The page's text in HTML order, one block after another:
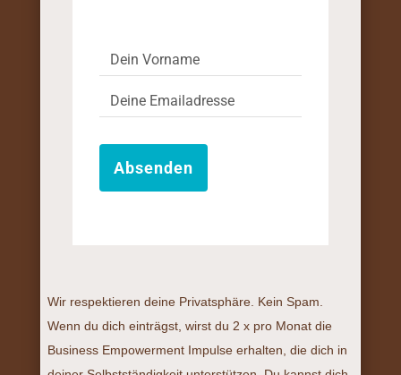
Absenden
Wir respektieren deine Privatsphäre. Kein Spam.
Wenn du dich einträgst, wirst du 2 x pro Monat die
Business Empowerment Impulse erhalten, die dich in